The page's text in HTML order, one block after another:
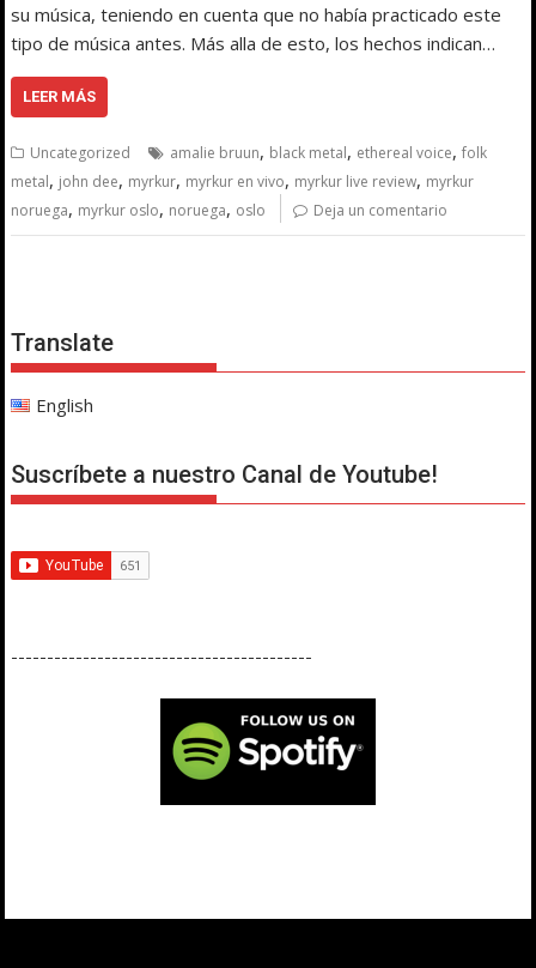
su música, teniendo en cuenta que no había practicado este
tipo de música antes. Más alla de esto, los hechos indican…
LEER MÁS
Uncategorized amalie bruun, black metal, ethereal voice,folk
metal, john dee, myrkur, myrkur en vivo, myrkur live review, myrkur
noruega, myrkur oslo, noruega, oslo Deja un comentario
Translate
English
Suscríbete a nuestro Canal de Youtube!
------------------------------------------